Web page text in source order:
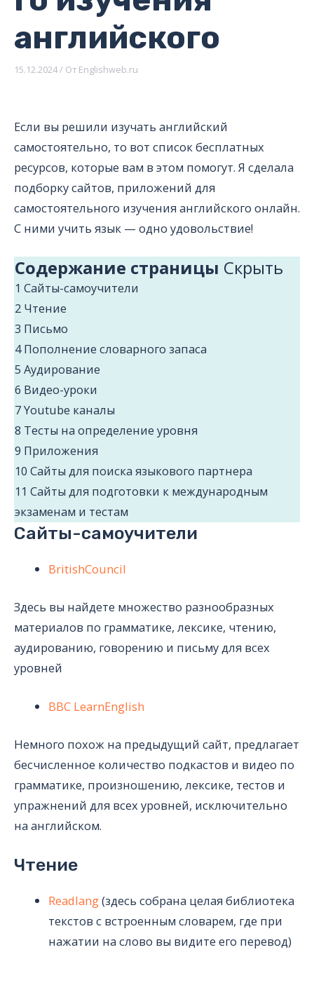
английского
15.12.2024/ От Englishweb.ru
Если вы решили изучать английский
самостоятельно, то вот список бесплатных
ресурсов, которые вам в этом помогут. Я сделала
подборку сайтов, приложений для
самостоятельного изучения английского онлайн.
С ними учить язык — одно удовольствие!
Содержание страницы Cкрыть
1 Сайты-самоучители
2 Чтение
3 Письмо
4 Пополнение словарного запаса
5 Аудирование
6 Видео-уроки
7Youtube каналы
8 Тесты на определение уровня
9 Приложения
10 Сайты для поиска языкового партнера
11 Сайты для подготовки к международным
экзаменам и тестам
Сайты-самоучители
BritishCouncil
Здесь вы найдете множество разнообразных
материалов по грамматике, лексике, чтению,
аудированию, говорению и письму для всех
уровней
BBC LearnEnglish
Немного похож на предыдущий сайт, предлагает
бесчисленное количество подкастов и видео по
грамматике, произношению, лексике, тестов и
упражнений для всех уровней, исключительно
на английском.
Чтение
Readlang(здесь собрана целая библиотека
текстов с встроенным словарем, где при
нажатии на слово вы видите его перевод)